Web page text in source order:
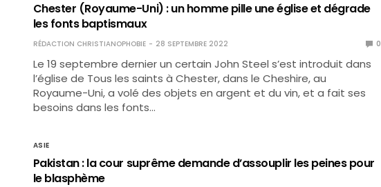
Chester (Royaume-Uni) : un homme pille une église et dégrade
les fonts baptismaux
RÉDACTION CHRISTIANOPHOBIE 28 SEPTEMBRE 2022 0
Le 19 septembre dernier un certain John Steel s’est introduit dans
l’église de Tous les saints à Chester, dans le Cheshire, au
Royaume-Uni, a volé des objets en argent et du vin, et a fait ses
besoins dans les fonts…
ASIE
Pakistan : la cour suprême demande d’assouplir les peines pour
le blasphème